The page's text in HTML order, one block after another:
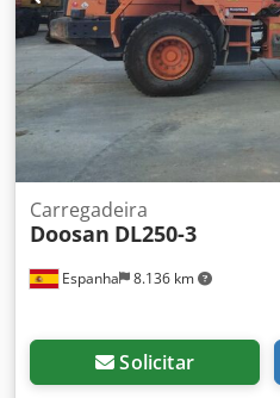
Espanha 8.136 km
Carregadeira
Doosan DL250-3
Solicitar